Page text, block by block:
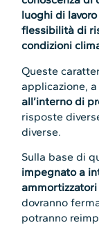
luoghi di lavoro
flessibilità di
condizioni
Queste
applicazione,
all’interno di
risposte
diverse.
Sulla base di
impegnato a
dovranno
potranno